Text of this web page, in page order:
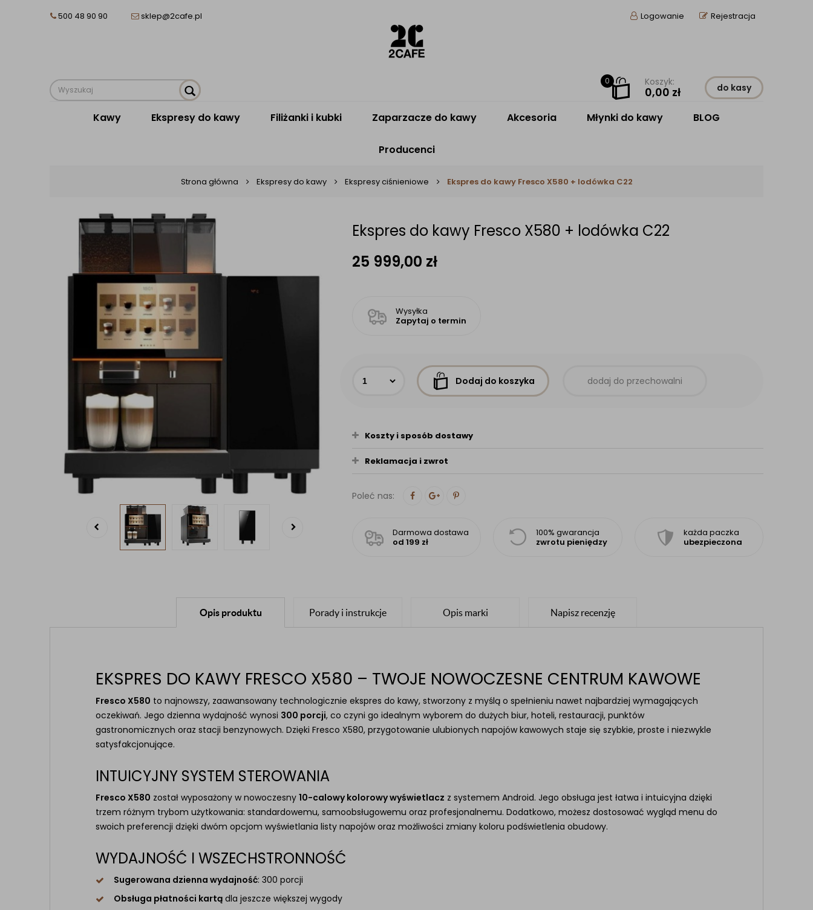
500 48 90 90 sklep@2cafe.pl Logowanie Rejestracja
0 Koszyk:
0,00 zł do kasy
Kawy Ekspresy do kawy Filiżanki i kubki Zaparzacze do kawy Akcesoria Młynki do kawy BLOG
Producenci
Strona główna Ekspresy do kawy Ekspresy ciśnieniowe Ekspres do kawy Fresco X580 + lodówka C22
Ekspres do kawy Fresco X580 + lodówka C22
25 999,00 zł
Wysyłka
Zapytaj o termin
Dodaj do koszyka dodaj do przechowalni
Koszty i sposób dostawy
Reklamacja i zwrot
Poleć nas:
Darmowa dostawa
od 199 zł
100% gwarancja
zwrotu pieniędzy
każda paczka
ubezpieczona
Opis produktu Porady i instrukcje Opis marki Napisz recenzję
EKSPRES DO KAWY FRESCO X580 – TWOJE NOWOCZESNE CENTRUM KAWOWE
Fresco X580 to najnowszy, zaawansowany technologicznie ekspres do kawy, stworzony z myślą o spełnieniu nawet najbardziej wymagających
oczekiwań. Jego dzienna wydajność wynosi 300 porcji, co czyni go idealnym wyborem do dużych biur, hoteli, restauracji, punktów
gastronomicznych oraz stacji benzynowych. Dzięki Fresco X580, przygotowanie ulubionych napojów kawowych staje się szybkie, proste i niezwykle
satysfakcjonujące.
INTUICYJNY SYSTEM STEROWANIA
Fresco X580 został wyposażony w nowoczesny 10-calowy kolorowy wyświetlacz z systemem Android. Jego obsługa jest łatwa i intuicyjna dzięki
trzem różnym trybom użytkowania: standardowemu, samoobsługowemu oraz profesjonalnemu. Dodatkowo, możesz dostosować wygląd menu do
swoich preferencji dzięki dwóm opcjom wyświetlania listy napojów oraz możliwości zmiany koloru podświetlenia obudowy.
WYDAJNOŚĆ I WSZECHSTRONNOŚĆ
Sugerowana dzienna wydajność: 300 porcji
Obsługa płatności kartą dla jeszcze większej wygody